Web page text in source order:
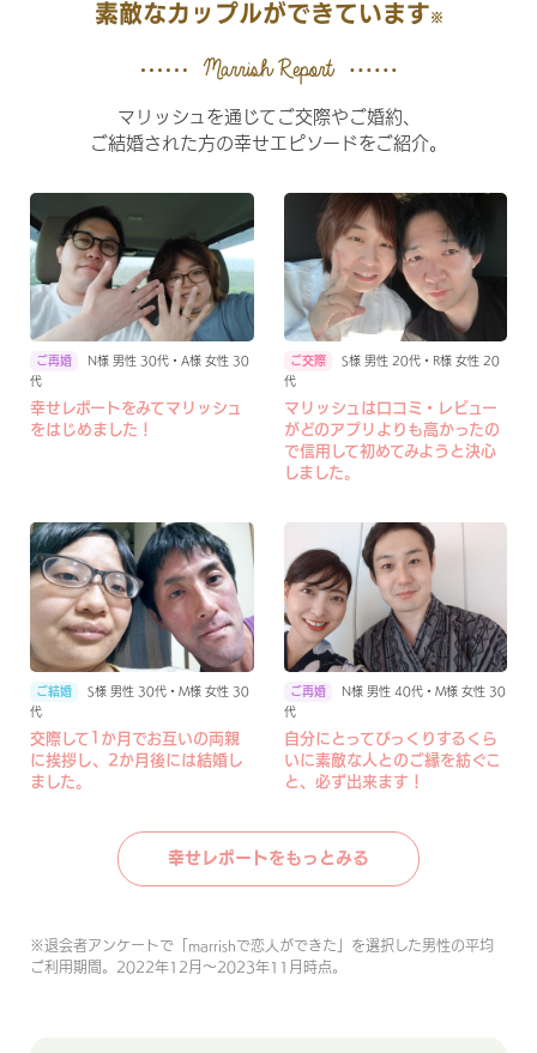
素敵なカップルができています※
マリッシュを通じてご交際やご婚約、
ご結婚された方の幸せエピソードをご紹介。
N様 男性 30代・A様 女性 30
代
幸せレポートをみてマリッシュ
をはじめました！
S様 男性 20代・R様 女性 20
代
マリッシュは口コミ・レビュー
がどのアプリよりも高かったの
で信用して初めてみようと決心
しました。
S様 男性 30代・M様 女性 30
代
交際して1か月でお互いの両親
に挨拶し、2か月後には結婚し
ました。
N様 男性 40代・M様 女性 30
代
自分にとってびっくりするくら
いに素敵な人とのご縁を紡ぐこ
と、必ず出来ます！
幸せレポートをもっとみる
※退会者アンケートで「marrishで恋人ができた」を選択した男性の平均
ご利用期間。2022年12月〜2023年11月時点。